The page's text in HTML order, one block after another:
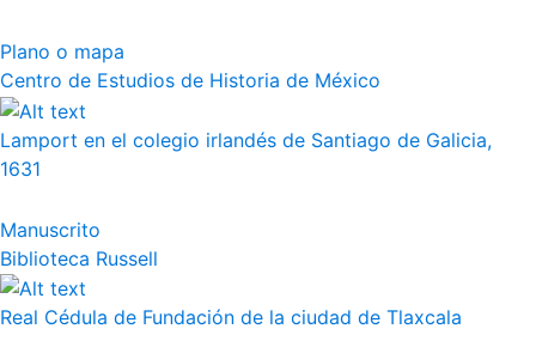
Plano o mapa
Centro de Estudios de Historia de México
Lamport en el colegio irlandés de Santiago de Galicia,
1631
Manuscrito
Biblioteca Russell
Real Cédula de Fundación de la ciudad de Tlaxcala